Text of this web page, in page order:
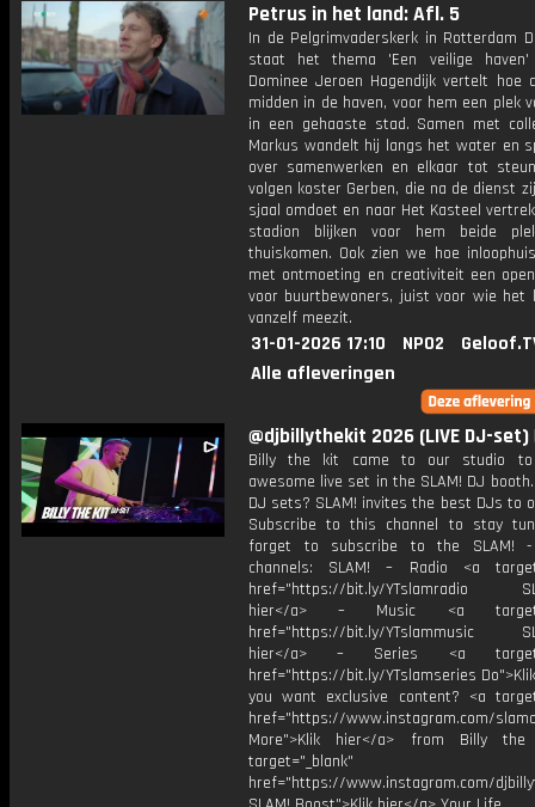
Petrus in het land: Afl. 5
In de Pelgrimvaderskerk in Rotterdam
staat het thema 'Een veilige haven'
Dominee Jeroen Hagendijk vertelt hoe
midden in de haven, voor hem een plek
in een gehaaste stad. Samen met
Markus wandelt hij langs het water en
over samenwerken en elkaar tot
volgen koster Gerben, die na de dienst
sjaal omdoet en naar Het Kasteel
stadion blijken voor hem beide
thuiskomen. Ook zien we hoe
met ontmoeting en creativiteit een
voor buurtbewoners, juist voor wie het
vanzelf meezit.
31-01-2026 17:10 NPO2
Alle afleveringen
@djbillythekit 2026 (LIVE DJ-set)
Billy the kit came to our studio
awesome live set in the SLAM! DJ
DJ sets? SLAM! invites the best DJs to
Subscribe to this channel to stay
forget to subscribe to the SLAM! -
channels: SLAM! – Radio <a
href="https://bit.ly/YTslamradio
hier</a> – Music <a
href="https://bit.ly/YTslammusic
hier</a> – Series <a
href="https://bit.ly/YTslamseries
you want exclusive content? <a
href="https://www.instagram.com/
More">Klik hier</a> from Billy
target="_blank"
href="https://www.instagram.com/